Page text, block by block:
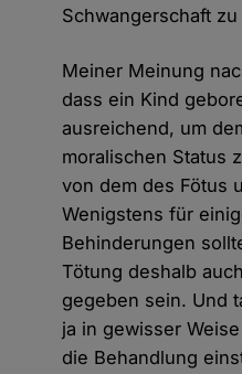
Schwangerschaft
Meiner Meinung
dass ein Kind
ausreichend, um
moralischen Status
von dem des Fötus
Wenigstens für
Behinderungen
Tötung deshalb
gegeben sein. Und
ja in gewisser
die Behandlung